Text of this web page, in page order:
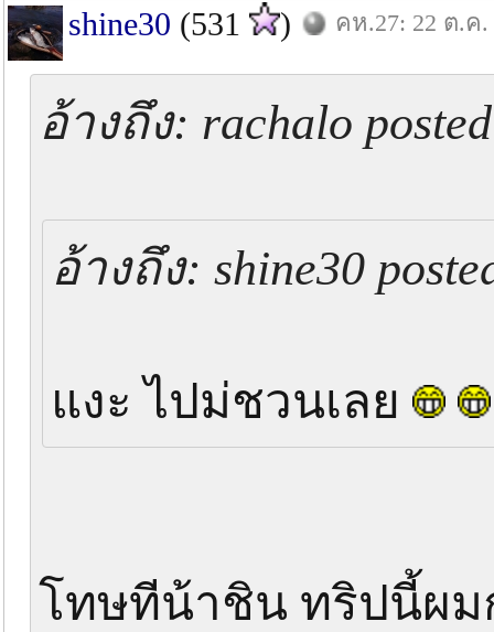
shine30 (531 ) คห.27: 22 ต.ค.
อ้างถึง: rachalo
อ้างถึง: shine30
แงะ ไปม่ชวนเลย
โทษทีน้าชิน ทริปนี้ผม